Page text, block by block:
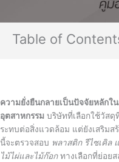
Table of
ความยั่งยืนกลายเป็นปัจจัยหลักใ
อุตสาหกรรม บริษัทที่เลือกใช้วัสดุ
ระทบต่อสิ่งแวดล้อม แต่ยังเสริม
นี้จะตรวจสอบ พลาสติก รีไซเคิล
ไม้ไผ่และไม้ก๊อกทางเลือกที่ย่อยส